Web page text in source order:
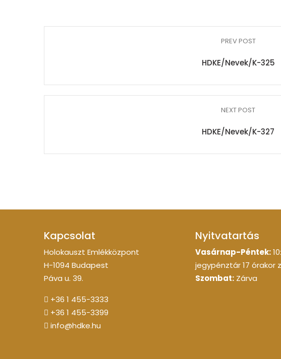
PREV POST
HDKE/Nevek/K-325
NEXT POST
HDKE/Nevek/K-327
Kapcsolat
Holokauszt Emlékközpont
H-1094 Budapest
Páva u. 39.
+36 1 455-3333
+36 1 455-3399
info@hdke.hu
Nyitvatartás
Vasárnap-Péntek:
jegypénztár 17 órakor
Szombat: Zárva